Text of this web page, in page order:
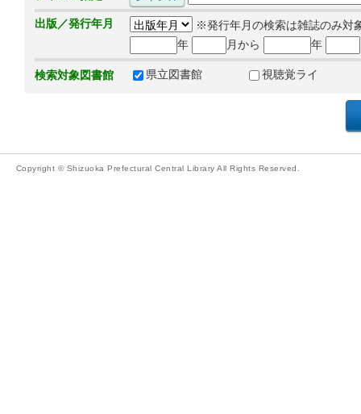
出版／発行年月
※発行年月の検索は雑誌のみ対
年
月から 年
検索対象図書館 県立図書館 視聴覚ライ
Copyright © Shizuoka Prefectural Central Library All Rights Reserved.